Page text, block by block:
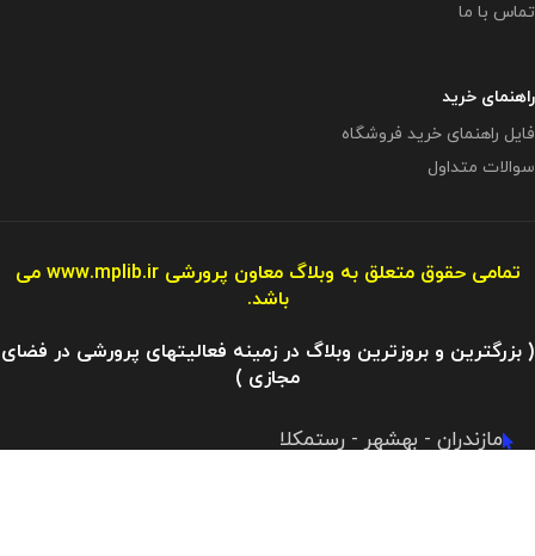
تماس با ما
راهنمای خرید
فایل راهنمای خرید فروشگاه
سوالات متداول
تمامی حقوق متعلق به وبلاگ معاون پرورشیwww.mplib.ir می
باشد.
( بزرگترین و بروزترین وبلاگ در زمینه فعالیتهای پرورشی در فضای
مجازی )
مازندران - بهشهر - رستمکلا